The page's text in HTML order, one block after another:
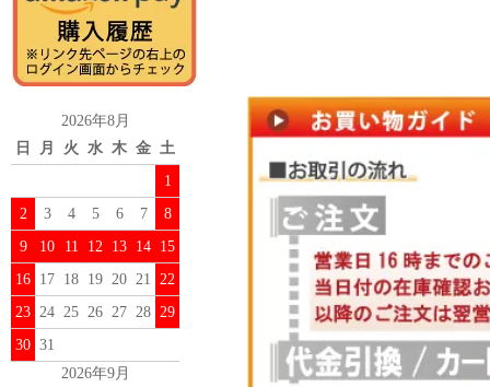
2026年8月
日
月 火 水 木 金 土
1
2
3 4 5 6 7
8
9
10 11 12 13 14 15
16 17 18 19 20 21 22
23 24 25 26 27 28 29
30 31
2026年9月